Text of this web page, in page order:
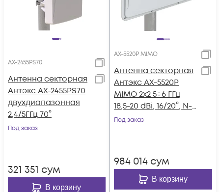
AX-2455PS70
Антенна секторная
Антэкс AX-2455PS70
двухдиапазонная
2,4/5ГГц 70°
Под заказ
321 351 сум
В корзину
AX-5520P MIMO
Антенна секторная
Антэкс AX-5520P
MIMO 2х2 5÷6 ГГц
18,5-20 dBi, 16/20°, N-
female
Под заказ
984 014 сум
В корзину